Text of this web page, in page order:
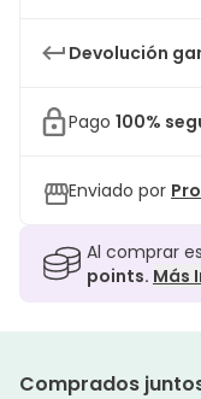
Devolución
Pago 100%
Enviado por
Al comprar
points. Más
Comprados